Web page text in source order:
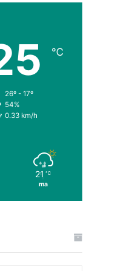
℃
26º - 17º
54%
0.33 km/h
21 ℃
ma